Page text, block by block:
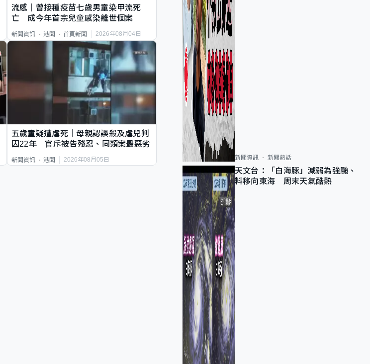
流感｜曾接種疫苗七歲男童染甲流死
亡 成今年首宗兒童感染離世個案
新聞資訊 港聞 首頁新聞 2026年08月04日
五歲童疑遭虐死｜母親認誤殺及虐兒判
囚22年 官斥被告殘忍、同類案最惡劣
新聞資訊 港聞 2026年08月05日 新聞資訊 新聞熱話
天文台：「白海豚」減弱為強颱、
料移向東海 周末天氣酷熱